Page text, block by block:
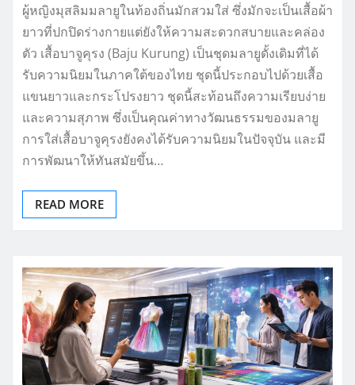
ผู้หญิงมุสลิมมลายูในท้องถิ่นมักสวมใส่ ซึ่งมักจะเป็นเสื้อผ้า
ยาวที่ปกปิดร่างกายแต่ยังให้ความสะดวกสบายและคล่อง
ตัว เสื้อบาจูคุรง (Baju Kurung) เป็นชุดมลายูดั้งเดิมที่ได้
รับความนิยมในภาคใต้ของไทย ชุดนี้ประกอบไปด้วยเสื้อ
แขนยาวและกระโปรงยาว ชุดนี้สะท้อนถึงความเรียบง่าย
และความสุภาพ ซึ่งเป็นคุณค่าทางวัฒนธรรมของมลายู
การใส่เสื้อบาจูคุรงยังคงได้รับความนิยมในปัจจุบัน และมี
การพัฒนาให้ทันสมัยขึ้น…
READ MORE